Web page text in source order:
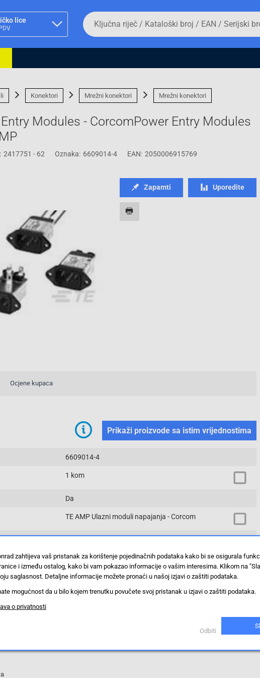
lice
asortiman proizvoda i
Fizičko lice
Da
biste
potražili
proizvod,
broj,
EAN
serijski
Konektori Mrežni konektori Mrežni konektori
Modules - CorcomPower Entry Modules
2417751 - 62 Oznaka: 6609014-4 EAN: 2050006915769
Zapamti Uporedite
Ocjene kupaca
Prikaži proizvode sa istim vrijednostima
6609014-4
1 kom
Da
TE AMP Ulazni moduli napajanja - Corcom
Prikaži proizvode sa istim vrijednostima
zahtijeva vaš pristanak za korištenje pojedinačnih podataka kako bi se osigurala
i između ostalog, kako bi vam pokazao informacije o vašim interesima. Klikom na
saglasnost. Detaljne informacije možete pronaći u našoj izjavi o zaštiti podataka.
mogućnost da u bilo kojem trenutku povučete svoj pristanak u izjavi o zaštiti podataka.
o privatnosti
Odbiti